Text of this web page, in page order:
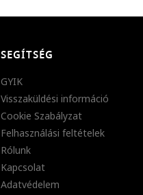
SEGÍTSÉG
GYIK
Visszaküldési információ
Cookie Szabályzat
Felhasználási feltételek
Rólunk
Kapcsolat
Adatvédelem